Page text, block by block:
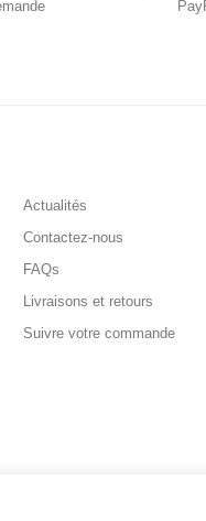
Actualités
Contactez-nous
FAQs
Livraisons et retours
Suivre votre commande